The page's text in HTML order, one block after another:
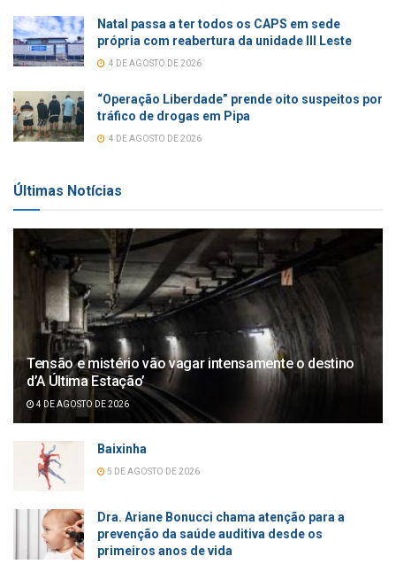
Natal passa a ter todos os CAPS em sede
própria com reabertura da unidade III Leste
4 DE AGOSTO DE 2026
“Operação Liberdade” prende oito suspeitos por
tráfico de drogas em Pipa
4 DE AGOSTO DE 2026
Últimas Notícias
Tensão e mistério vão vagar intensamente o destino
d’A Última Estação’
4 DE AGOSTO DE 2026
Baixinha
5 DE AGOSTO DE 2026
Dra. Ariane Bonucci chama atenção para a
prevenção da saúde auditiva desde os
primeiros anos de vida